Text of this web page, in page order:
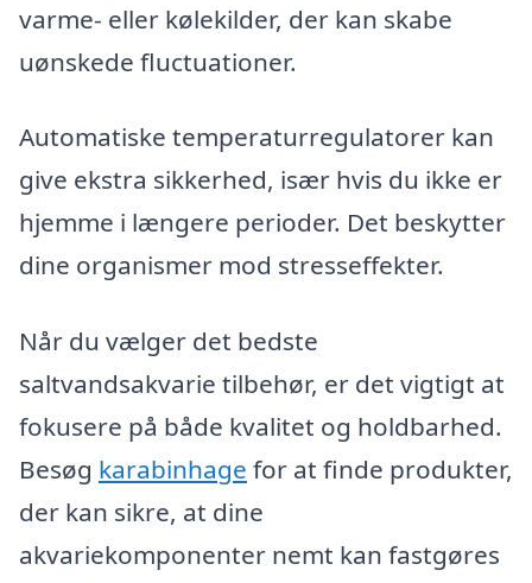
varme- eller kølekilder, der kan skabe
uønskede fluctuationer.
Automatiske temperaturregulatorer kan
give ekstra sikkerhed, især hvis du ikke er
hjemme i længere perioder. Det beskytter
dine organismer mod stresseffekter.
Når du vælger det bedste
saltvandsakvarie tilbehør, er det vigtigt at
fokusere på både kvalitet og holdbarhed.
Besøg karabinhage for at finde produkter,
der kan sikre, at dine
akvariekomponenter nemt kan fastgøres